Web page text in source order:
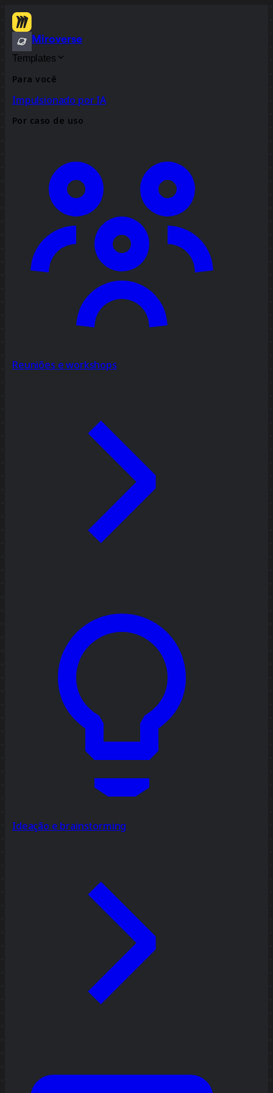
Miroverse
Templates
Para você
Impulsionado por IA
Por caso de uso
Reuniões e workshops
Ideação e brainstorming